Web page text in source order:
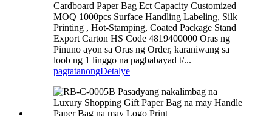
Cardboard Paper Bag Ect Capacity Customized
MOQ 1000pcs Surface Handling Labeling, Silk
Printing , Hot-Stamping, Coated Package Stand
Export Carton HS Code 4819400000 Oras ng
Pinuno ayon sa Oras ng Order, karaniwang sa
loob ng 1 linggo na pagbabayad t/...
pagtatanongDetalye